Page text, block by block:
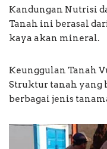
Kandungan Nutrisi
Tanah ini berasal
kaya akan mineral.
Keunggulan Tanah
Struktur tanah yang
berbagai jenis